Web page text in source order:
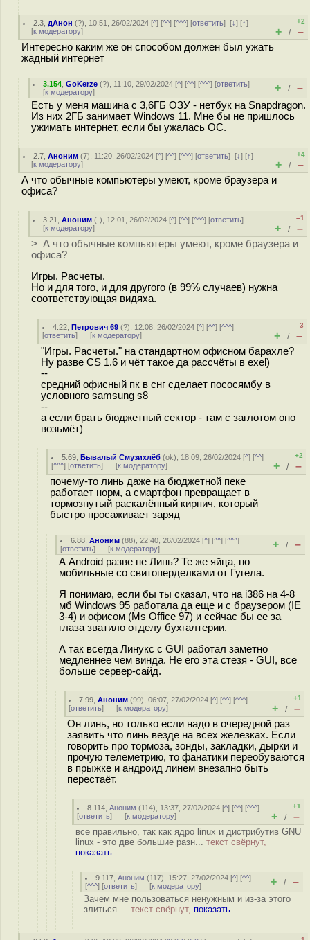
2.3 дАнон (?), 10:51, 26/02/2024 [^] [^^] [^^^] [ответить][↓] [↑]
[к модератору]
+2
+ / –
Интересно каким же он способом должен был ужать
жадный интернет
3.154 ,GoKerze (?), 11:10, 29/02/2024 [^] [^^] [^^^] [ответить]
[к модератору] + / –
Есть у меня машина с 3,6ГБ ОЗУ - нетбук на Snapdragon.
Из них 2ГБ занимает Windows 11. Мне бы не пришлось
ужимать интернет, если бы ужалась ОС.
2.7 ,Аноним (7), 11:20, 26/02/2024 [^] [^^] [^^^] [ответить][↓] [↑]
[к модератору]
+4
+ / –
А что обычные компьютеры умеют, кроме браузера и
офиса?
3.21 ,Аноним (-), 12:01, 26/02/2024 [^] [^^] [^^^] [ответить]
[к модератору]
–1
+ / –
> А что обычные компьютеры умеют, кроме браузера и
офиса?
Игры. Расчеты.
Но и для того, и для другого (в 99% случаев) нужна
соответствующая видяха.
4.22 ,Петрович 69 (?), 12:08, 26/02/2024 [^] [^^] [^^^]
[ответить] [к модератору]
–3
+ / –
"Игры. Расчеты." на стандартном офисном барахле?
Ну разве CS 1.6 и чёт такое да рассчёты в exel)
--
средний офисный пк в снг сделает пососямбу в
условного samsung s8
--
а если брать бюджетный сектор - там с заглотом оно
возьмёт)
5.69 ,Бывалый Смузихлёб (ok), 18:09, 26/02/2024 [^] [^^]
[^^^] [ответить] [к модератору]
+2
+ / –
почему-то линь даже на бюджетной пеке
работает норм, а смартфон превращает в
тормознутый раскалённый кирпич, который
быстро просаживает заряд
6.88 ,Аноним (88), 22:40, 26/02/2024 [^] [^^] [^^^]
[ответить] [к модератору] + / –
А Android разве не Линь? Те же яйца, но
мобильные со свитоперделками от Гугела.
Я понимаю, если бы ты сказал, что на i386 на 4-8
мб Windows 95 работала да еще и с браузером (IE
3-4) и офисом (Ms Office 97) и сейчас бы ее за
глаза зватило отделу бухгалтерии.
А так всегда Линукс с GUI работал заметно
медленнее чем винда. Не его эта стезя - GUI, все
больше сервер-сайд.
7.99 ,Аноним (99), 06:07, 27/02/2024 [^] [^^] [^^^]
[ответить] [к модератору]
+1
+ / –
Он линь, но только если надо в очередной раз
заявить что линь везде на всех железках. Если
говорить про тормоза, зонды, закладки, дырки и
прочую телеметрию, то фанатики переобуваются
в прыжке и андроид линем внезапно быть
перестаёт.
8.114 ,Аноним (114), 13:37, 27/02/2024 [^] [^^] [^^^]
[ответить] [к модератору]
+1
+ / –
все правильно, так как ядро linux и дистрибутив GNU
linux - это две большие разн... текст свёрнут,
показать
9.117 ,Аноним (117), 15:27, 27/02/2024 [^] [^^]
[^^^] [ответить] [к модератору] + / –
Зачем мне пользоваться ненужным и из-за этого
злиться ... текст свёрнут, показать